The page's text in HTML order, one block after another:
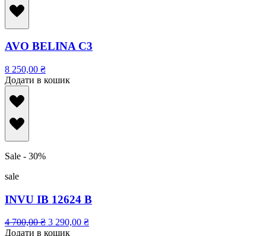
AVO BELINA C3
8 250,00 ₴
Додати в кошик
Sale - 30%
sale
INVU IB 12624 B
4 700,00₴ 3 290,00 ₴
Додати в кошик